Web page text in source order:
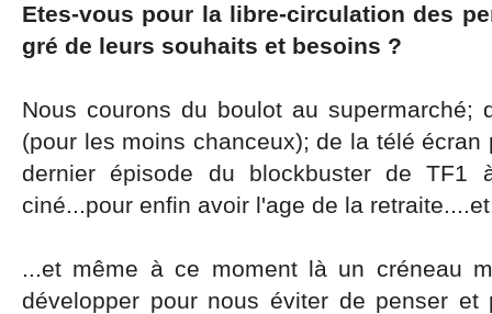
Etes-vous pour la libre-circulation des
gré de leurs souhaits et besoins ?
Nous courons du boulot au supermarché;
(pour les moins chanceux); de la télé
dernier épisode du blockbuster de
ciné...pour enfin avoir l'age de la
...et même à ce moment là un créneau
développer pour nous éviter de penser